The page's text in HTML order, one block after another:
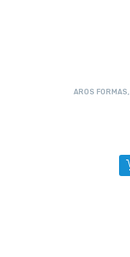
AROS FORMAS,